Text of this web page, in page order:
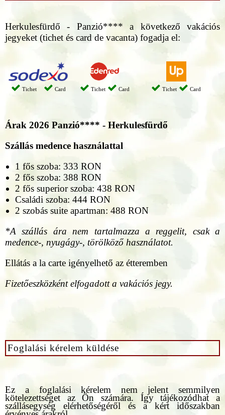
Herkulesfürdő - Panzió**** a következő vakációs
jegyeket (tichet és card de vacanta) fogadja el:
Tichet Card Tichet Card Tichet Card
Árak 2026 Panzió**** - Herkulesfürdő
Szállás medence használattal
1 fős szoba: 333 RON
2 fős szoba: 388 RON
2 fős superior szoba: 438 RON
Családi szoba: 444 RON
2 szobás suite apartman: 488 RON
*A szállás ára nem tartalmazza a reggelit, csak a
medence-, nyugágy-, törölköző használatot.
Ellátás a la carte igényelhető az étteremben
Fizetőeszközként elfogadott a vakációs jegy.
Foglalási kérelem küldése
Ez a foglalási kérelem nem jelent semmilyen
kötelezettséget az Ön számára. Így tájékozódhat a
szállásegység elérhetőségéről és a kért időszakban